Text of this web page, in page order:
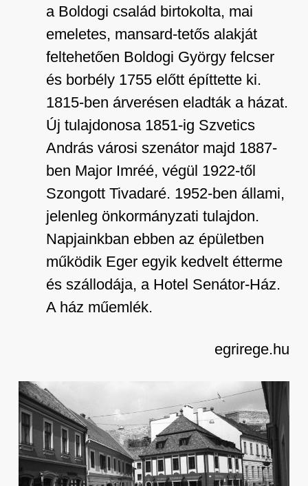
a Boldogi család birtokolta, mai
emeletes, mansard-tetős alakját
feltehetően Boldogi György felcser
és borbély 1755 előtt építtette ki.
1815-ben árverésen eladták a házat.
Új tulajdonosa 1851-ig Szvetics
András városi szenátor majd 1887-
ben Major Imréé, végül 1922-től
Szongott Tivadaré. 1952-ben állami,
jelenleg önkormányzati tulajdon.
Napjainkban ebben az épületben
működik Eger egyik kedvelt étterme
és szállodája, a Hotel Senátor-Ház.
A ház műemlék.
egrirege.hu